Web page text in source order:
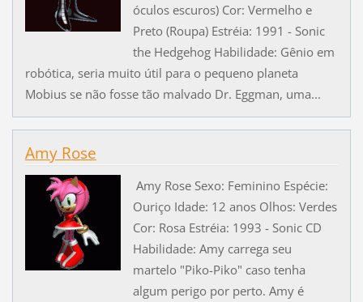
óculos escuros) Cor: Vermelho e
Preto (Roupa) Estréia: 1991 - Sonic
the Hedgehog Habilidade: Gênio em
robótica, seria muito útil para o pequeno planeta
Mobius se não fosse tão malvado Dr. Eggman, uma...
Amy Rose
Amy Rose Sexo: Feminino Espécie:
Ouriço Idade: 12 anos Olhos: Verdes
Cor: Rosa Estréia: 1993 - Sonic CD
Habilidade: Amy carrega seu
martelo "Piko-Piko" caso tenha
algum perigo por perto. Amy é